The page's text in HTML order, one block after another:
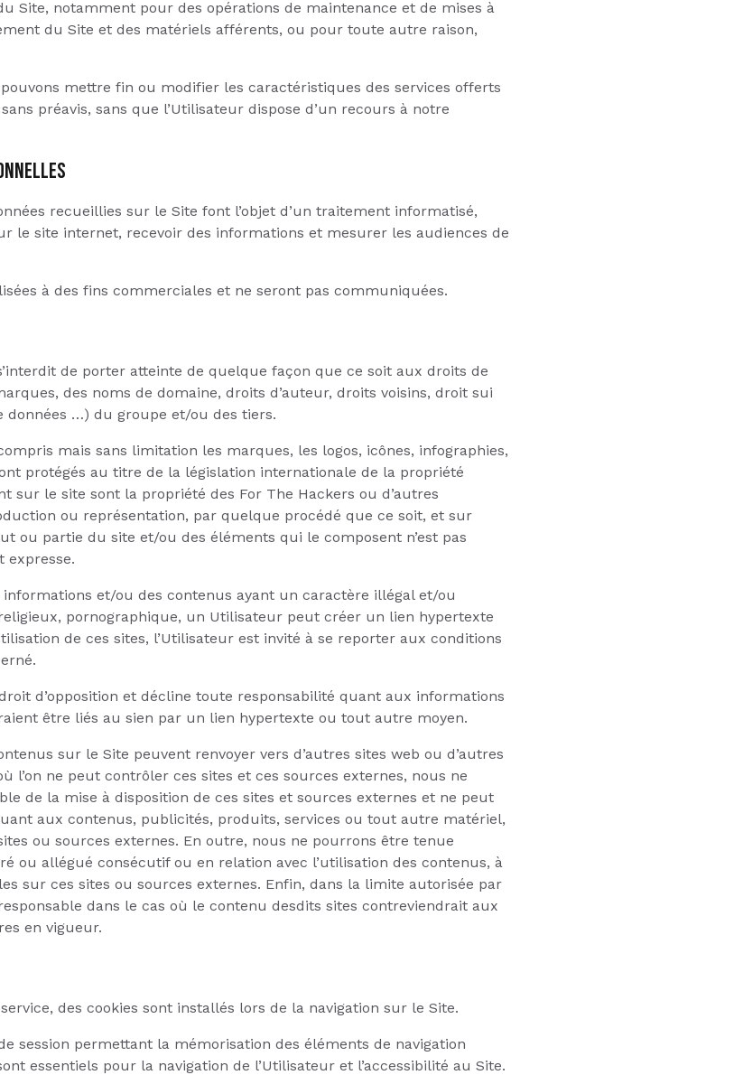
Site, notamment pour des opérations de maintenance et de mises à
du Site et des matériels afférents, ou pour toute autre raison,
mettre fin ou modifier les caractéristiques des services offerts
préavis, sans que l’Utilisateur dispose d’un recours à notre
recueillies sur le Site font l’objet d’un traitement informatisé,
le site internet, recevoir des informations et mesurer les audiences de
à des fins commerciales et ne seront pas communiquées.
de porter atteinte de quelque façon que ce soit aux droits de
des noms de domaine, droits d’auteur, droits voisins, droit sui
données …) du groupe et/ou des tiers.
mais sans limitation les marques, les logos, icônes, infographies,
protégés au titre de la législation internationale de la propriété
sur le site sont la propriété des For The Hackers ou d’autres
ou représentation, par quelque procédé que ce soit, et sur
ou partie du site et/ou des éléments qui le composent n’est pas
expresse.
informations et/ou des contenus ayant un caractère illégal et/ou
pornographique, un Utilisateur peut créer un lien hypertexte
de ces sites, l’Utilisateur est invité à se reporter aux conditions
d’opposition et décline toute responsabilité quant aux informations
être liés au sien par un lien hypertexte ou tout autre moyen.
sur le Site peuvent renvoyer vers d’autres sites web ou d’autres
l’on ne peut contrôler ces sites et ces sources externes, nous ne
de la mise à disposition de ces sites et sources externes et ne peut
aux contenus, publicités, produits, services ou tout autre matériel,
ou sources externes. En outre, nous ne pourrons être tenue
ou allégué consécutif ou en relation avec l’utilisation des contenus, à
sur ces sites ou sources externes. Enfin, dans la limite autorisée par
dans le cas où le contenu desdits sites contreviendrait aux
en vigueur.
des cookies sont installés lors de la navigation sur le Site.
session permettant la mémorisation des éléments de navigation
essentiels pour la navigation de l’Utilisateur et l’accessibilité au Site.